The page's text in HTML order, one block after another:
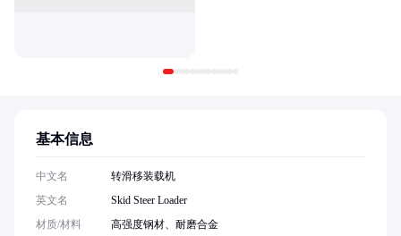
基本信息
中文名
转滑移装载机
英文名
Skid Steer Loader
材质/材料
高强度钢材、耐磨合金